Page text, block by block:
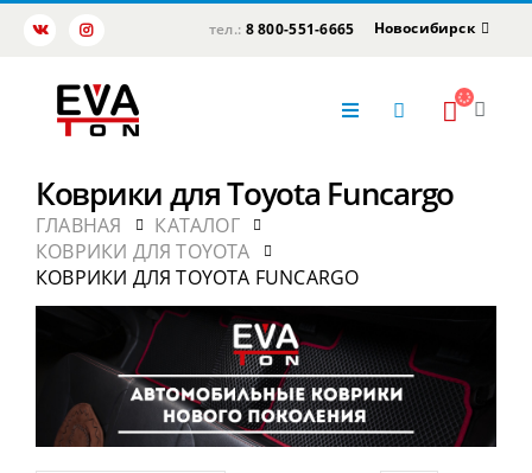
тел.: 8 800-551-6665 Новосибирск
Коврики для Toyota Funcargo
ГЛАВНАЯ
КАТАЛОГ
КОВРИКИ ДЛЯ TOYOTA
КОВРИКИ ДЛЯ TOYOTA FUNCARGO